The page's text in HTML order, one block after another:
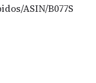
ASIN/B077S